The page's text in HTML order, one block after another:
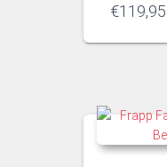
€119,95